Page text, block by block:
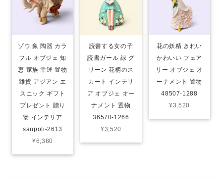
ゾウ 象 陶器 カラ
フル オブジェ 知
恵 家族 幸運 置物
雑貨 アジアン エ
スニック ギフト
プレゼント 贈り
物 インテリア
sanpoti-2613
¥6,380
読書する女の子
読書ガール 緑 グ
リーン 花柄のス
カート インテリ
ア オブジェ オー
ナメント 置物
36570-1266
¥3,520
花の妖精 きれい
かわいい フェア
リー オブジェ オ
ーナメント 置物
48507-1288
¥3,520